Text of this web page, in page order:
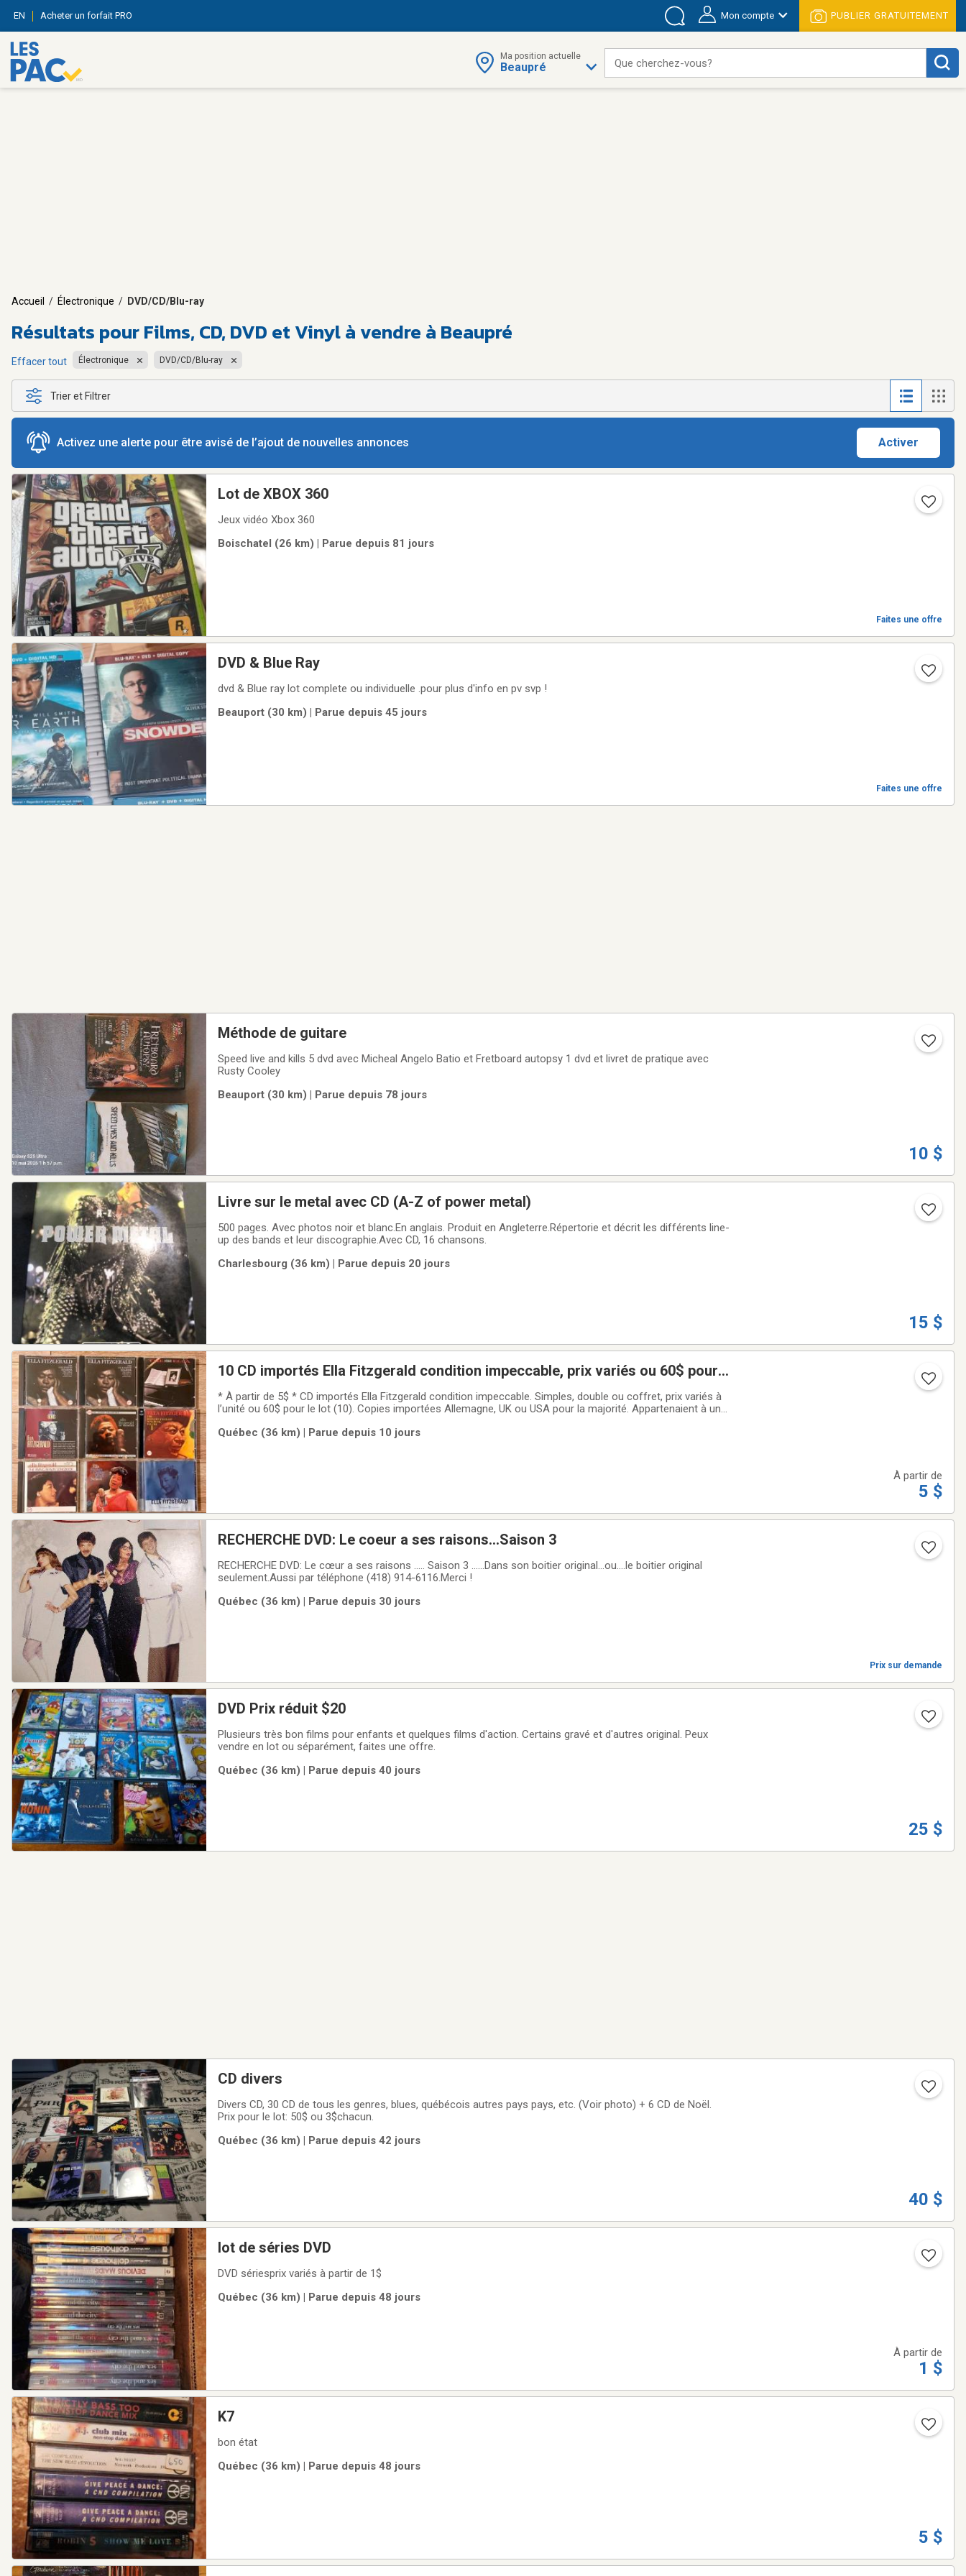
EN Acheter un forfait PRO Mon compte PUBLIER GRATUITEMENT
Ma position actuelle
Beaupré Que cherchez-vous?
Accueil / Électronique / DVD/CD/Blu-ray
Résultats pourFilms, CD, DVD et Vinyl à vendre à Beaupré
Effacer tout Électronique DVD/CD/Blu-ray
Trier et Filtrer
Activez une alerte pour être avisé de l’ajout de nouvelles annonces Activer
Lot de XBOX 360
Jeux vidéo Xbox 360
Boischatel (26 km) | Parue depuis 81 jours
Faites une offre
DVD & Blue Ray
dvd & Blue ray lot complete ou individuelle .pour plus d'info en pv svp !
Beauport (30 km) | Parue depuis 45 jours
Faites une offre
Méthode de guitare
Speed live and kills 5 dvd avec Micheal Angelo Batio et Fretboard autopsy 1 dvd et livret de pratique avec
Rusty Cooley
Beauport (30 km) | Parue depuis 78 jours
10 $
Livre sur le metal avec CD (A-Z of power metal)
500 pages. Avec photos noir et blanc.En anglais. Produit en Angleterre.Répertorie et décrit les différents line-
up des bands et leur discographie.Avec CD, 16 chansons.
Charlesbourg (36 km) | Parue depuis 20 jours
15 $
10 CD importés Ella Fitzgerald condition impeccable, prix variés ou 60$ pour
le lot
* À partir de 5$ * CD importés Ella Fitzgerald condition impeccable. Simples, double ou coffret, prix variés à
l’unité ou 60$ pour le lot (10). Copies importées Allemagne, UK ou USA pour la majorité. Appartenaient à une
Songbooks (Verve Records The
Québec (36 km) | Parue depuis 10 jours
À partir de
5 $
RECHERCHE DVD: Le coeur a ses raisons...Saison 3
RECHERCHE DVD: Le cœur a ses raisons ..... Saison 3 ......Dans son boitier original...ou....le boitier original
seulement.Aussi par téléphone (418) 914-6116.Merci !
Québec (36 km) | Parue depuis 30 jours
Prix sur demande
DVD Prix réduit $20
Plusieurs très bon films pour enfants et quelques films d'action. Certains gravé et d'autres original. Peux
vendre en lot ou séparément, faites une offre.
Québec (36 km) | Parue depuis 40 jours
25 $
CD divers
Divers CD, 30 CD de tous les genres, blues, québécois autres pays pays, etc. (Voir photo) + 6 CD de Noël.
Prix pour le lot: 50$ ou 3$chacun.
Québec (36 km) | Parue depuis 42 jours
40 $
lot de séries DVD
DVD sériesprix variés à partir de 1$
Québec (36 km) | Parue depuis 48 jours
À partir de
1 $
K7
bon état
Québec (36 km) | Parue depuis 48 jours
5 $